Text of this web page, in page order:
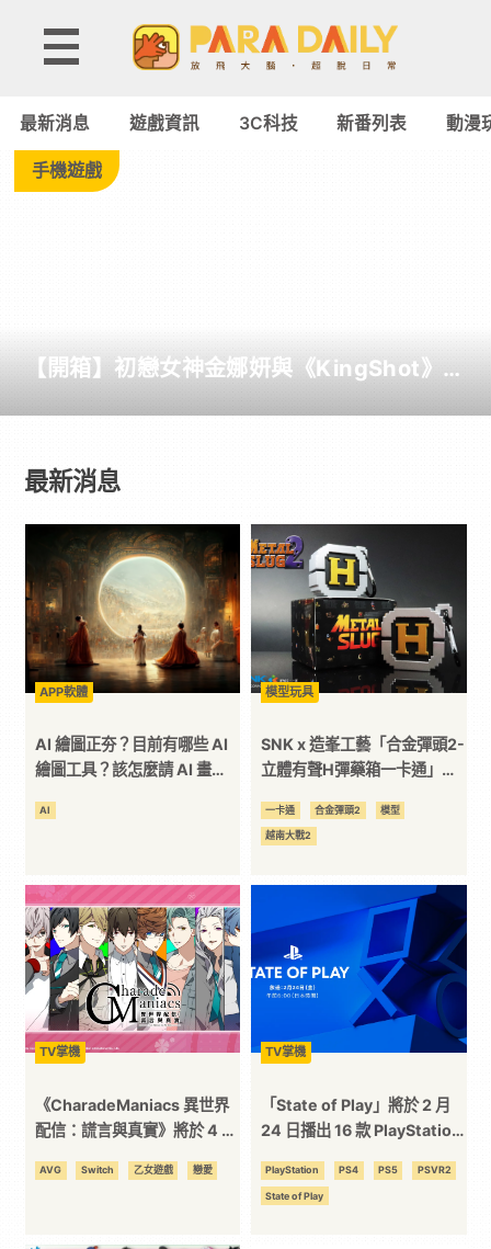
消
Paradaily
-
遊
戲
｜
動
漫
二
元
｜
3C
技
最新消息 遊戲資訊 3C科技 新番列表 動漫
手機遊戲
【開箱】初戀女神金娜妍與《KingShot》再
最新消息
APP軟體
AI 繪圖正夯？目前有哪些 AI
繪圖工具？該怎麼請 AI 畫
AI
模型玩具
SNK x 造峯工藝「合金彈頭2-
立體有聲H彈藥箱一卡通」再
一卡通 合金彈頭2 模型
越南大戰2
TV掌機
《CharadeManiacs 異世界
配信：謊言與真實》將於 4 月
介紹正式公開！
AVG Switch 乙女遊戲 戀愛
TV掌機
「State of Play」將於 2 月
24 日播出 16 款 PlayStation
PlayStation PS4 PS5 PSVR2
State of Play